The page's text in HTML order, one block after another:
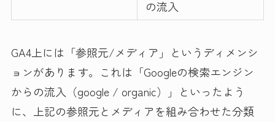
の流入
GA4上には「参照元/メディア」というディメンシ
ョンがあります。これは「Googleの検索エンジン
からの流入（google / organic）」といったよう
に、上記の参照元とメディアを組み合わせた分類